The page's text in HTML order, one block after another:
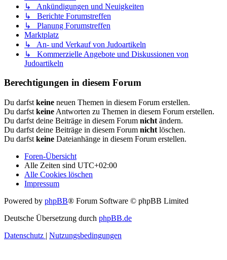
↳ Ankündigungen und Neuigkeiten
↳ Berichte Forumstreffen
↳ Planung Forumstreffen
Marktplatz
↳ An- und Verkauf von Judoartikeln
↳ Kommerzielle Angebote und Diskussionen von
Judoartikeln
Berechtigungen in diesem Forum
Du darfst keine neuen Themen in diesem Forum erstellen.
Du darfst keine Antworten zu Themen in diesem Forum erstellen.
Du darfst deine Beiträge in diesem Forum nicht ändern.
Du darfst deine Beiträge in diesem Forum nicht löschen.
Du darfst keine Dateianhänge in diesem Forum erstellen.
Foren-Übersicht
Alle Zeiten sind UTC+02:00
Alle Cookies löschen
Impressum
Powered by phpBB® Forum Software © phpBB Limited
Deutsche Übersetzung durch phpBB.de
Datenschutz | Nutzungsbedingungen